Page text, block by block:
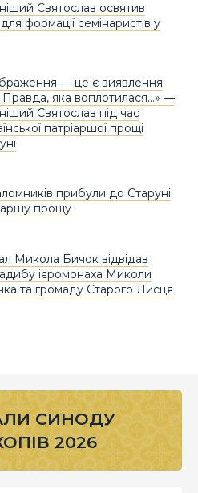
Святослав освятив
формації семінаристів у
— це є виявлення
яка воплотилася…» —
Святослав під час
патріаршої прощі
прибули до Старуні
прощу
Микола Бичок відвідав
ієромонаха Миколи
та громаду Старого Лисця
СИНОДУ
2026